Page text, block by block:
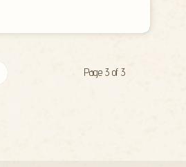
進雲朵裡！這款麵包的
學將從 0 開始，手把手
Page 3 of 3